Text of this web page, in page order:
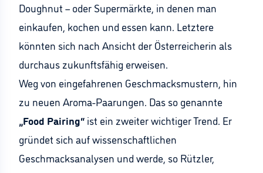
Doughnut – oder Supermärkte, in denen man
einkaufen, kochen und essen kann. Letztere
könnten sich nach Ansicht der Österreicherin als
durchaus zukunftsfähig erweisen.
Weg von eingefahrenen Geschmacksmustern, hin
zu neuen Aroma-Paarungen. Das so genannte
„Food Pairing“ ist ein zweiter wichtiger Trend. Er
gründet sich auf wissenschaftlichen
Geschmacksanalysen und werde, so Rützler,